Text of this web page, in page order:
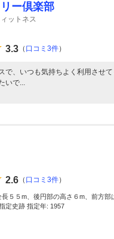
ー倶楽部
ットネス
3.3 （ 口コミ3件）
で、いつも気持ちよく利用させ
いで...
2.6 （ 口コミ3件）
５５m、後円部の高さ６m、前方
定史跡 指定年: 1957